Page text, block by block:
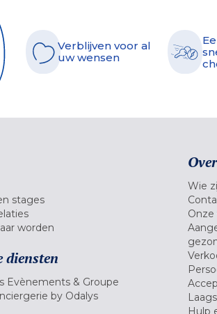
Verblijven voor al
uw wensen
stages
worden
diensten
Evènements & Groupe
by Odalys
Wie
Hulp